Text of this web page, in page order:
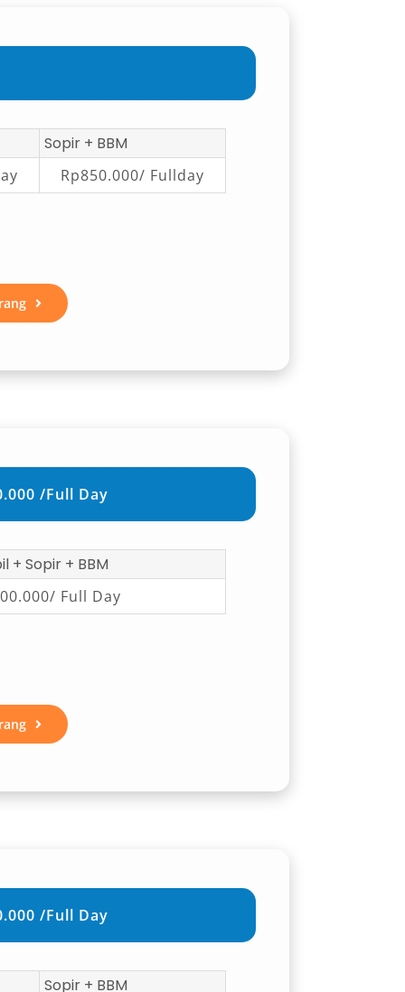
Sopir + BBM
Rp850.000/ Fullday
/Full Day
+ Sopir + BBM
Full Day
/Full Day
Sopir + BBM